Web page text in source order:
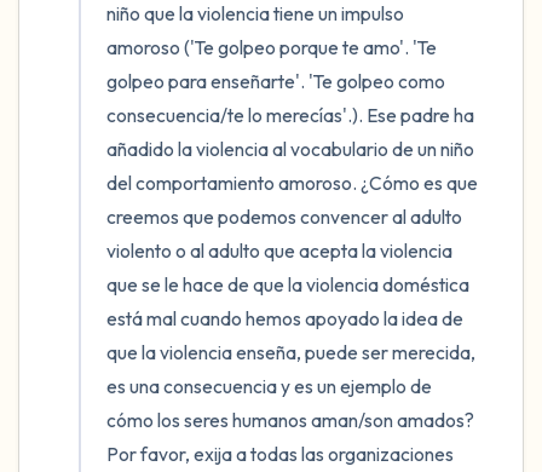
niño que la violencia tiene un impulso
amoroso ('Te golpeo porque te amo'. 'Te
golpeo para enseñarte'. 'Te golpeo como
consecuencia/te lo merecías'.). Ese padre ha
añadido la violencia al vocabulario de un niño
del comportamiento amoroso. ¿Cómo es que
creemos que podemos convencer al adulto
violento o al adulto que acepta la violencia
que se le hace de que la violencia doméstica
está mal cuando hemos apoyado la idea de
que la violencia enseña, puede ser merecida,
es una consecuencia y es un ejemplo de
cómo los seres humanos aman/son amados?
Por favor, exija a todas las organizaciones